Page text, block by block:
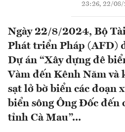
23:26, 22/
Ngày 22/8/2024, Bộ
Phát triển Pháp (AFD)
Dự án “Xây dựng đê
Vàm đến Kênh Năm và
sạt lở bờ biển các đoạn
biển sông Ông Đốc đến
tỉnh Cà Mau”...